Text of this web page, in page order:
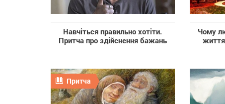
Навчіться правильно хотіти.
Притча про здійснення бажань
Чому
Притча